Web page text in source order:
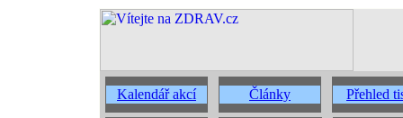
Kalendář akcí Články Přehled